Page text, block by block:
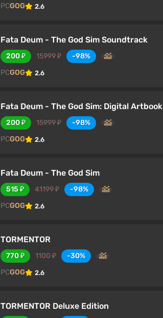
PCGOG 2.6
Fata Deum - The God Sim Soundtrack
200 ₽ 15999 ₽
-98%
PCGOG 2.6
Fata Deum - The God Sim: Digital Artbook
200 ₽ 15999 ₽
-98%
PCGOG 2.6
Fata Deum - The God Sim
515 ₽ 41199 ₽
-98%
PCGOG 2.6
TORMENTOR
770 ₽ 1100 ₽
-30%
PCGOG 2.6
TORMENTOR Deluxe Edition